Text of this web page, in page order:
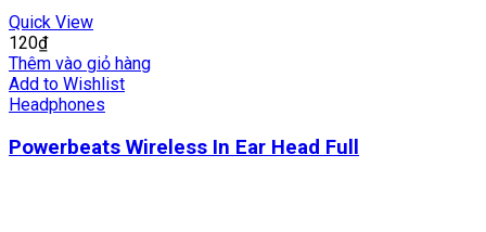
Quick View
120₫
Thêm vào giỏ hàng
Add to Wishlist
Headphones
Powerbeats Wireless In Ear Head Full